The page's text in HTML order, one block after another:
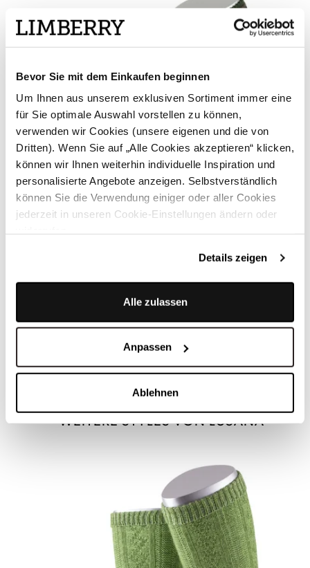
Bevor Sie mit dem Einkaufen beginnen
Um Ihnen aus unserem exklusiven Sortiment immer eine
für Sie optimale Auswahl vorstellen zu können,
verwenden wir Cookies (unsere eigenen und die von
Dritten). Wenn Sie auf „Alle Cookies akzeptieren“ klicken,
können wir Ihnen weiterhin individuelle Inspiration und
personalisierte Angebote anzeigen. Selbstverständlich
können Sie die Verwendung einiger oder aller Cookies
jederzeit in unseren Cookie-Einstellungen ändern oder
Details zeigen
Alle zulassen
Anpassen
Ablehnen
Schurwolle Loferl mit Umschlag - L2451.1119
WEITERE STYLES VON LUSANA